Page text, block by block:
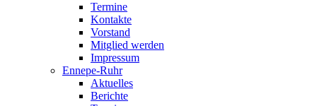
Termine
Kontakte
Vorstand
Mitglied werden
Impressum
Ennepe-Ruhr
Aktuelles
Berichte